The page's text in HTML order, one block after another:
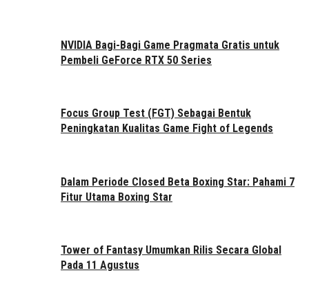
NVIDIA Bagi-Bagi Game Pragmata Gratis untuk
Pembeli GeForce RTX 50 Series
Focus Group Test (FGT) Sebagai Bentuk
Peningkatan Kualitas Game Fight of Legends
Dalam Periode Closed Beta Boxing Star: Pahami 7
Fitur Utama Boxing Star
Tower of Fantasy Umumkan Rilis Secara Global
Pada 11 Agustus